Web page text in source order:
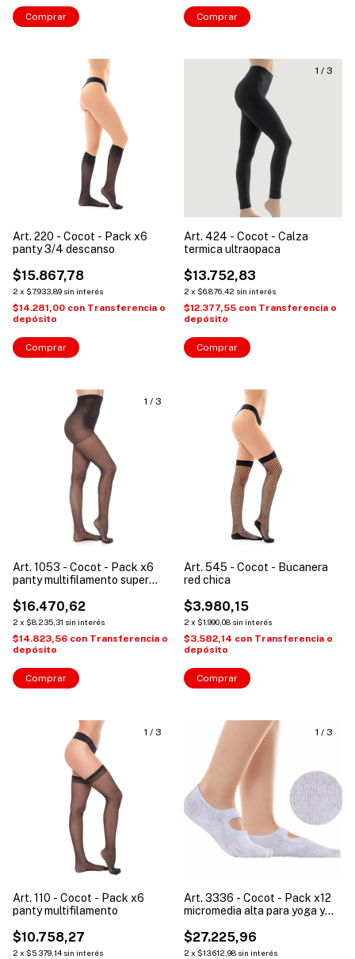
Comprar Comprar
Art. 220 - Cocot - Pack x6
panty 3/4 descanso
$15.867,78
2 x $7.933,89 sin interés
$14.281,00 con Transferencia o
depósito
Comprar
1 / 3
Art. 424 - Cocot - Calza
termica ultraopaca
$13.752,83
2 x $6.876,42 sin interés
$12.377,55 con Transferencia o
depósito
Comprar
1 / 3
Art. 1053 - Cocot - Pack x6
panty multifilamento super
$16.470,62
2 x $8.235,31 sin interés
$14.823,56 con Transferencia o
depósito
Comprar
Art. 545 - Cocot - Bucanera
red chica
$3.980,15
2 x $1.990,08 sin interés
$3.582,14 con Transferencia o
depósito
Comprar
1 / 3
Art. 110 - Cocot - Pack x6
panty multifilamento
$10.758,27
2 x $5.379,14 sin interés
1 / 3
Art. 3336 - Cocot - Pack x12
micromedia alta para yoga y
$27.225,96
2 x $13.612,98 sin interés